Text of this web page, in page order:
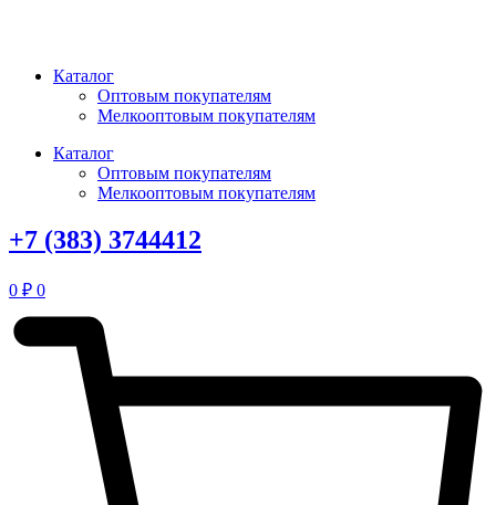
Каталог
Оптовым покупателям
Мелкооптовым покупателям
Каталог
Оптовым покупателям
Мелкооптовым покупателям
+7 (383) 3744412
0 ₽ 0